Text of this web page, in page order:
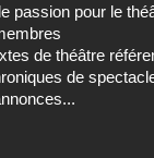
passion pour le
de théâtre
de